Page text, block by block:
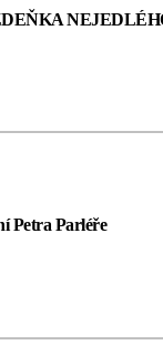
Petra Parléře